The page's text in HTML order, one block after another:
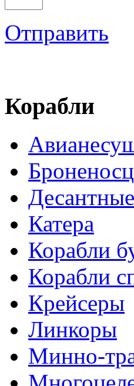
Отправить
Корабли
Катера
Корабли
Корабли
Крейсеры
Линкоры
Минно-